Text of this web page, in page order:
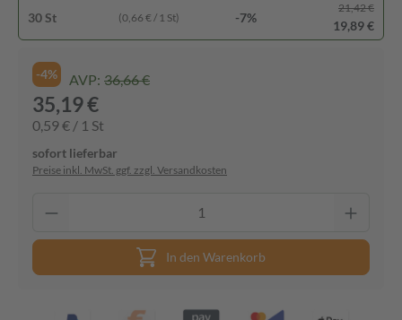
30 St (0,66 € / 1 St) -7%
21,42 €
19,89 €
-4% AVP: 36,66 €
35,19 €
0,59 € / 1 St
sofort lieferbar
Preise inkl. MwSt. ggf. zzgl. Versandkosten
In den Warenkorb